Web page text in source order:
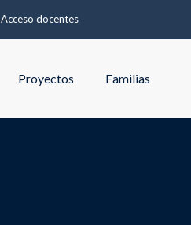
Acceso docentes
Proyectos Familias